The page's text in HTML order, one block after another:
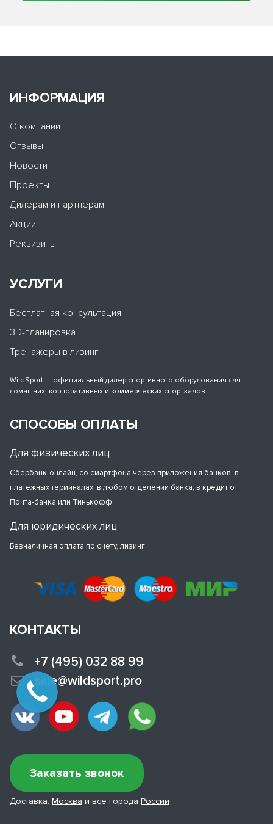
ИНФОРМАЦИЯ
О компании
Отзывы
Новости
Проекты
Дилерам и партнерам
Акции
Реквизиты
УСЛУГИ
Бесплатная консультация
3D-планировка
Тренажеры в лизинг
WildSport — официальный дилер спортивного оборудования для
домашних, корпоративных и коммерческих спортзалов.
СПОСОБЫ ОПЛАТЫ
Для физических лиц
Сбербанк-онлайн, со смартфона через приложения банков, в
платежных терминалах, в любом отделении банка, в кредит от
Почта-банка или Тинькофф
Для юридических лиц
Безналичная оплата по счету, лизинг
КОНТАКТЫ
+7 (495) 032 88 99
sale@wildsport.pro
Заказать звонок
Доставка: Москва и все города России